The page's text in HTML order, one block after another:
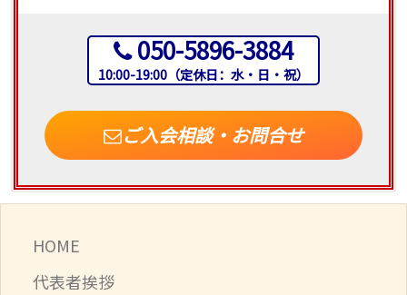
050-5896-3884
10:00-19:00（定休日：水・日・祝）
ご入会相談・お問合せ
HOME
代表者挨拶